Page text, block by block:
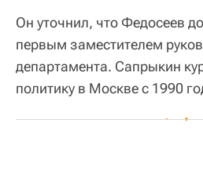
Он уточнил, что Федосеев
первым заместителем
департамента. Сапрыкин
политику в Москве с 1990